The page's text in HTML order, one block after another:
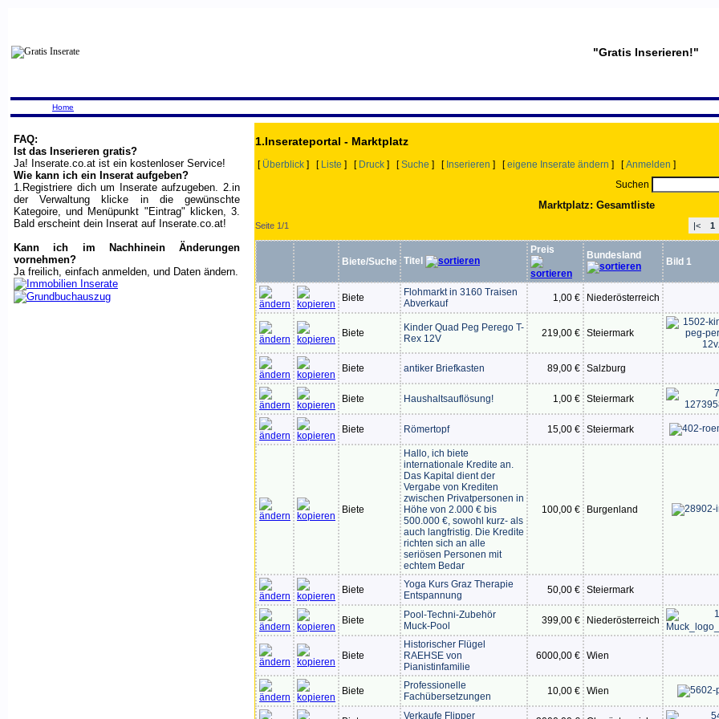
"Gratis Inserieren!"
Home
FAQ:
Ist das Inserieren gratis?
Ja! Inserate.co.at ist ein kostenloser Service!
Wie kann ich ein Inserat aufgeben?
1.Registriere dich um Inserate aufzugeben. 2.in
der Verwaltung klicke in die gewünschte
Kategoire, und Menüpunkt "Eintrag" klicken, 3.
Bald erscheint dein Inserat auf Inserate.co.at!
Kann ich im Nachhinein Änderungen
vornehmen?
Ja freilich, einfach anmelden, und Daten ändern.
1.Inserateportal - Marktplatz
[ Überblick ] [ Liste ] [ Druck ] [Suche ] [ Inserieren ] [eigene Inserate ändern ] [Anmelden ]
Suchen
Marktplatz: Gesamtliste
Seite 1/1 |< 1
Biete/Suche Titel
Preis Bundesland
Bild 1
Biete
Flohmarkt in 3160 Traisen
Abverkauf
1,00 € Niederösterreich
Biete
Kinder Quad Peg Perego T-
Rex 12V
219,00 € Steiermark
Biete antiker Briefkasten 89,00 € Salzburg
Biete Haushaltsauflösung! 1,00 € Steiermark
Biete Römertopf 15,00 € Steiermark
Biete
Hallo, ich biete
internationale Kredite an.
Das Kapital dient der
Vergabe von Krediten
zwischen Privatpersonen in
Höhe von 2.000 € bis
500.000 €, sowohl kurz- als
auch langfristig. Die Kredite
richten sich an alle
seriösen Personen mit
echtem Bedar
100,00 € Burgenland
Biete
Yoga Kurs Graz Therapie
Entspannung
50,00 € Steiermark
Biete
Pool-Techni-Zubehör
Muck-Pool
399,00 € Niederösterreich
Biete
Historischer Flügel
RAEHSE von
Pianistinfamilie
6000,00 € Wien
Biete
Professionelle
Fachübersetzungen
10,00 € Wien
Verkaufe Flipper